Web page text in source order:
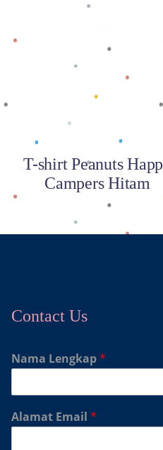
Baca selengkapnya
T-shirt Peanuts
Campers Hitam
Contact Us
Nama Lengkap*
Alamat Email *